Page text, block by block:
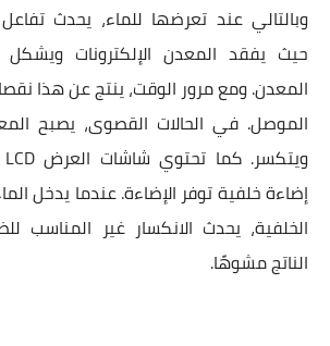
وبالتالي عند تعرضها للماء، يحدث تفاعل
حيث يفقد المعدن الإلكترونات
المعدن. ومع مرور الوقت، ينتج عن هذا
الموصل. في الحالات القصوى، يصبح
إضاءة خلفية توفر الإضاءة. عندما يدخل
الخلفية، يحدث الانكسار غير المناسب
الناتج مشوهًا.